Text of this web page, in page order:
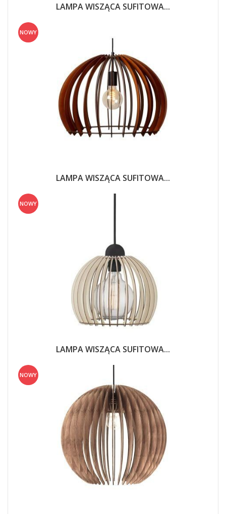
LAMPA WISZĄCA SUFITOWA...
LAMPA WISZĄCA SUFITOWA...
NOWY
LAMPA WISZĄCA SUFITOWA...
NOWY
NOWY